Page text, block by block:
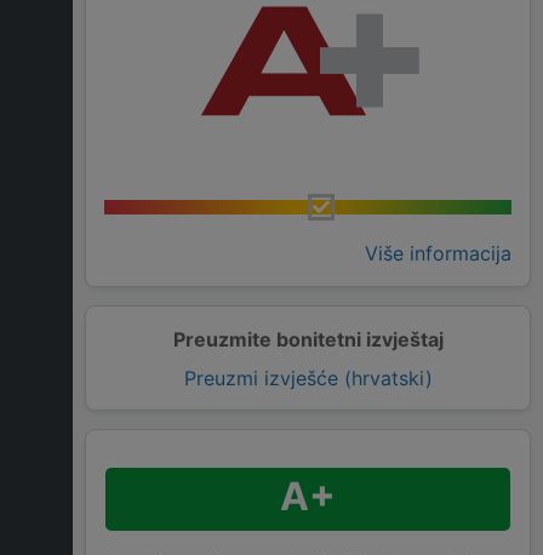
Više informacija
Preuzmite bonitetni izvještaj
Preuzmi izvješće (hrvatski)
A+